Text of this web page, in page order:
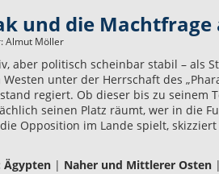
und die Machtfrage
Almut Möller
aber politisch scheinbar stabil – als
unter der Herrschaft des
regiert. Ob dieser bis zu seinem
seinen Platz räumt, wer in die
Opposition im Lande spielt,
Ägypten | Naher und Mittlerer Osten |